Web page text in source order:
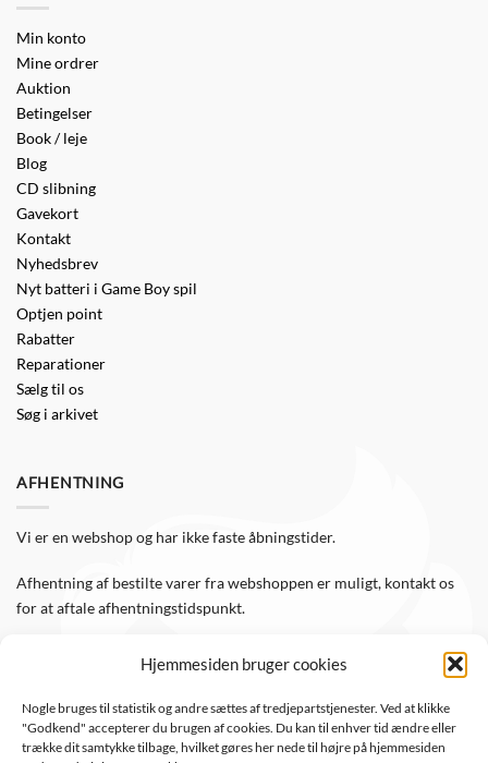
Hjemmesiden bruger cookies
Nogle bruges til statistik og andre sættes af tredjepartstjenester. Ved at klikke
"Godkend" accepterer du brugen af cookies. Du kan til enhver tid ændre eller
trække dit samtykke tilbage, hvilket gøres her nede til højre på hjemmesiden
Min konto
Mine ordrer
Auktion
Betingelser
Book / leje
Blog
CD slibning
Gavekort
Kontakt
Nyhedsbrev
Nyt batteri i Game Boy spil
Optjen point
Rabatter
Reparationer
Sælg til os
Søg i arkivet
AFHENTNING
Vi er en webshop og har ikke faste åbningstider.
Afhentning af bestilte varer fra webshoppen er muligt, kontakt os
for at aftale afhentningstidspunkt.
Følg WTS Retro på de sociale medier, så er du altid opdateret.